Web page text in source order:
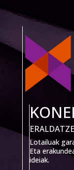
Lotailuak
Eta
ideiak.